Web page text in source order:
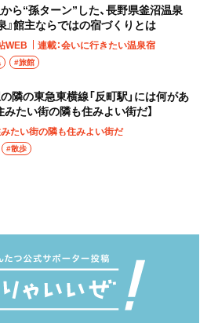
ら“孫ターン”した、長野県釜沼温泉
』館主ならではの宿づくりとは
WEB 連載：会いに行きたい温泉宿
#旅館
隣の東急東横線「反町駅」には何があ
みたい街の隣も住みよい街だ】
みたい街の隣も住みよい街だ
#散歩